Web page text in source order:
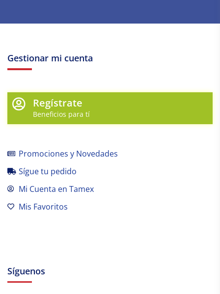
Gestionar mi cuenta
Regístrate
Beneficios para tí
Promociones y Novedades
Sígue tu pedido
Mi Cuenta en Tamex
Mis Favoritos
Síguenos